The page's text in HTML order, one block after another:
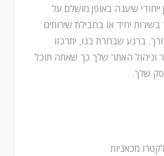
שיענה באופן מושלם על
יחיד או בחבילת שירותים
ברגע שבחרת בנו, יתרכזו
וניהול האתר שלך כך שאתה תוכל
שלך.
מכאניות